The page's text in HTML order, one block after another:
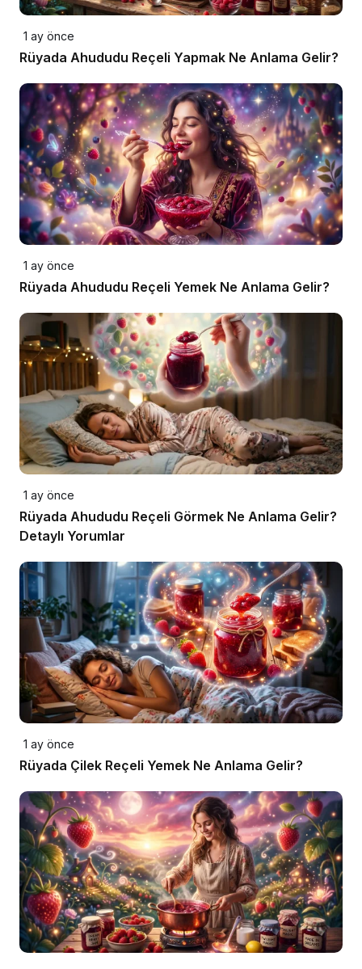
1 ay önce
Rüyada Ahududu Reçeli Yapmak Ne Anlama Gelir?
1 ay önce
Rüyada Ahududu Reçeli Yemek Ne Anlama Gelir?
1 ay önce
Rüyada Ahududu Reçeli Görmek Ne Anlama Gelir?
Detaylı Yorumlar
1 ay önce
Rüyada Çilek Reçeli Yemek Ne Anlama Gelir?